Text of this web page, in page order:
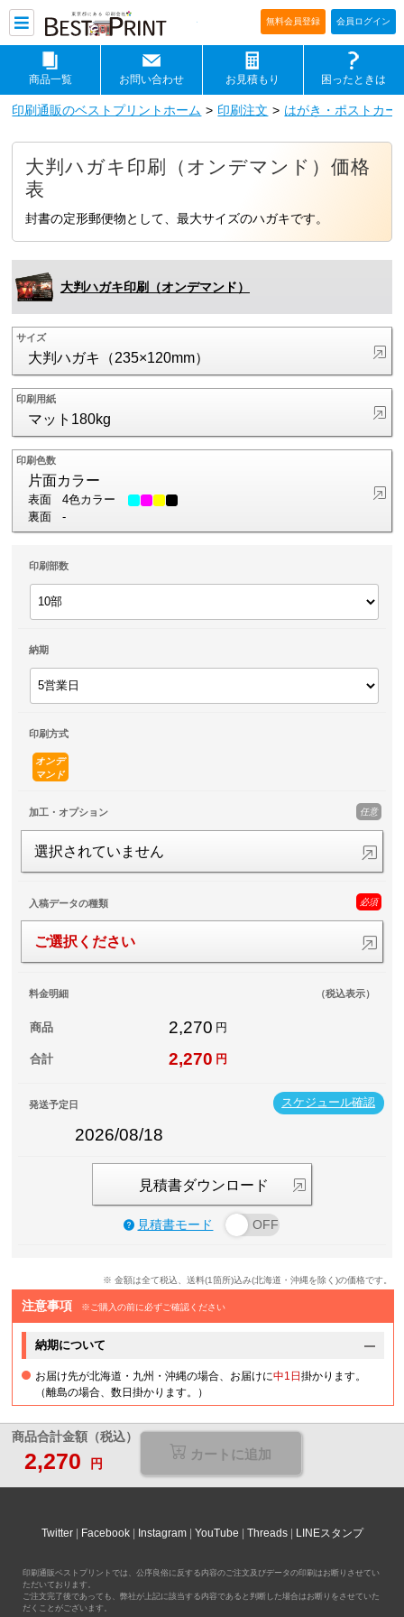
印刷通販ベストプリントベストプリ
無料会員登録 会員ログイン
商品一覧 お問い合わせ お見積もり 困ったときは
印刷通販のベストプリントホーム 印刷注文 はがき・ポストカー
大判ハガキ印刷（オンデマンド）価格
表
封書の定形郵便物として、最大サイズのハガキです。
大判ハガキ印刷（オンデマンド）
サイズ
大判ハガキ（235×120mm）
印刷用紙
マット180kg
印刷色数
片面カラー
表面
4色カラー
裏面
-
印刷部数
納期
印刷方式
オンデ
マンド
加工・オプション 任意
選択されていません
入稿データの種類 必須
ご選択ください
料金明細 （税込表示）
商品 2,270 円
合計 2,270 円
スケジュール確認
発送予定日
2026/08/18
見積書ダウンロード
見積書モード
※ 金額は全て税込、送料(1箇所)込み(北海道・沖縄を除く)の価格です。
注意事項 ※ご購入の前に必ずご確認ください
納期について
お届け先が北海道・九州・沖縄の場合、お届けに中1日掛かります。
（離島の場合、数日掛かります。）
商品合計金額（税込）
2,270 円
カートに追加
Twitter Facebook Instagram YouTube Threads LINEスタンプ
印刷通販ベストプリントでは、公序良俗に反する内容のご注文及びデータの印刷はお断りさせてい
ただいております。
ご注文完了後であっても、弊社が上記に該当する内容であると判断した場合はお断りをさせていた
だくことがございます。